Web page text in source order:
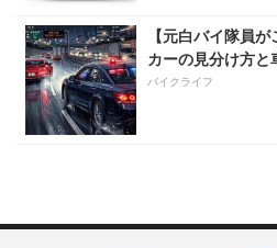
【元白バイ隊員
カーの見分け方と
バイクライフ